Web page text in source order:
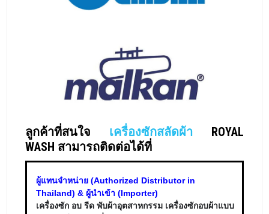
WASH สามารถติดต่อได้ที่
ผู้แทนจำหน่าย (Authorized Distributor in
Thailand) & ผู้นำเข้า (Importer)
เครื่องซัก อบ รีด พับผ้าอุตสาหกรรม เครื่องซักอบผ้าแบบ
หยอดเหรียญ และอื่นๆ